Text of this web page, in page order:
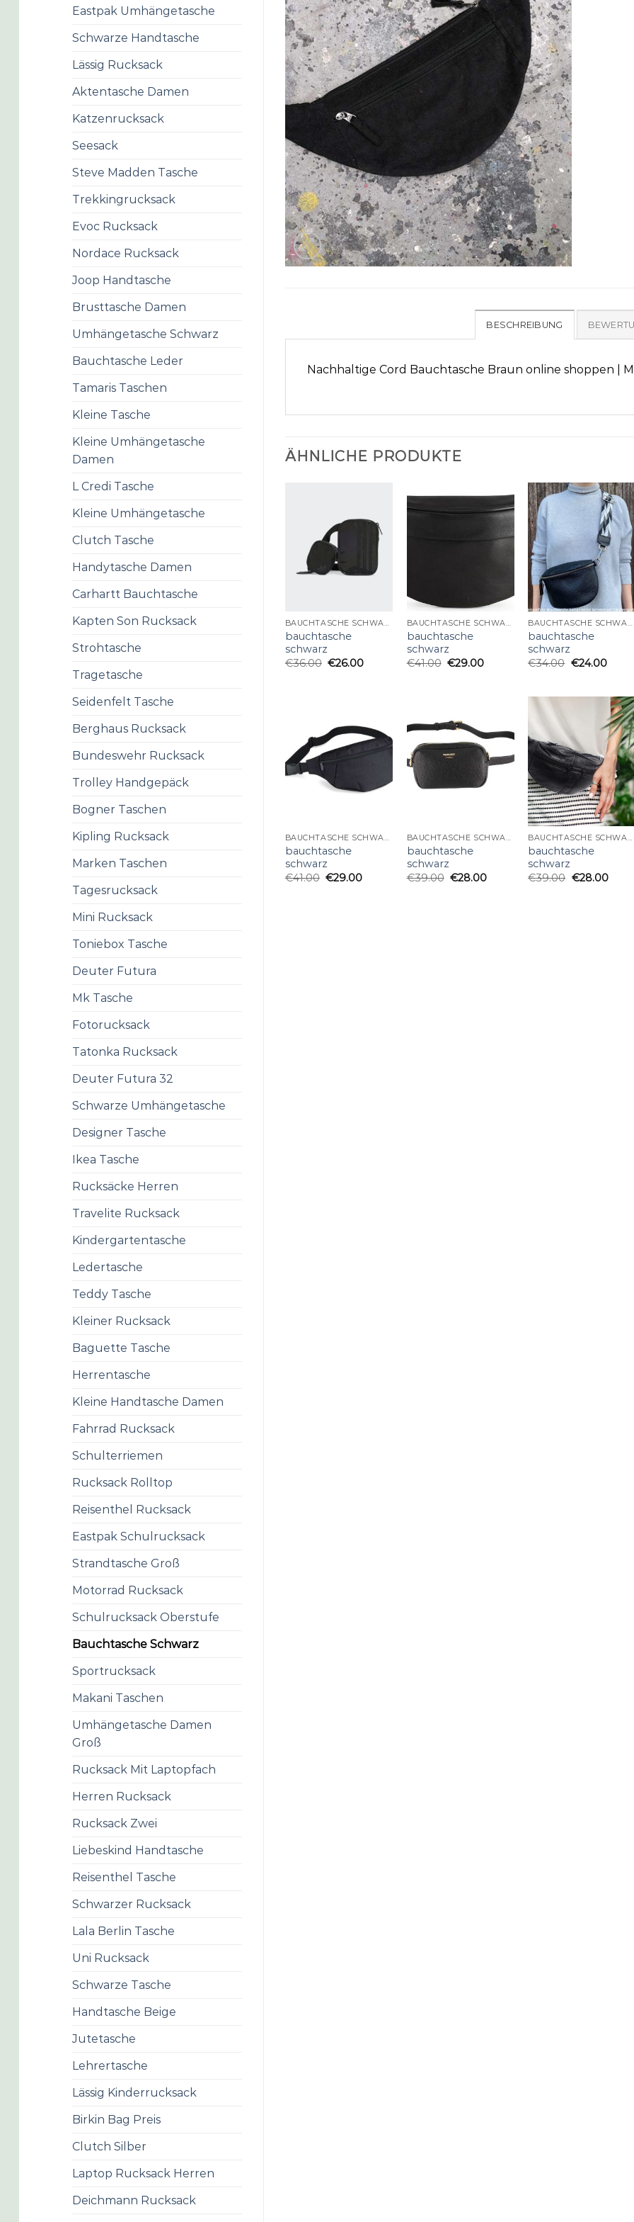
Eastpak Umhängetasche
Schwarze Handtasche
Lässig Rucksack
Aktentasche Damen
Katzenrucksack
Seesack
Steve Madden Tasche
Trekkingrucksack
Evoc Rucksack
Nordace Rucksack
Joop Handtasche
Brusttasche Damen
Umhängetasche Schwarz
Bauchtasche Leder
Tamaris Taschen
Kleine Tasche
Kleine Umhängetasche
Damen
L Credi Tasche
Kleine Umhängetasche
Clutch Tasche
Handytasche Damen
Carhartt Bauchtasche
Kapten Son Rucksack
Strohtasche
Tragetasche
Seidenfelt Tasche
Berghaus Rucksack
Bundeswehr Rucksack
Trolley Handgepäck
Bogner Taschen
Kipling Rucksack
Marken Taschen
Tagesrucksack
Mini Rucksack
Toniebox Tasche
Deuter Futura
Mk Tasche
Fotorucksack
Tatonka Rucksack
Deuter Futura 32
Schwarze Umhängetasche
Designer Tasche
Ikea Tasche
Rucksäcke Herren
Travelite Rucksack
Kindergartentasche
Ledertasche
Teddy Tasche
Kleiner Rucksack
Baguette Tasche
Herrentasche
Kleine Handtasche Damen
Fahrrad Rucksack
Schulterriemen
Rucksack Rolltop
Reisenthel Rucksack
Eastpak Schulrucksack
Strandtasche Groß
Motorrad Rucksack
Schulrucksack Oberstufe
Bauchtasche Schwarz
Sportrucksack
Makani Taschen
Umhängetasche Damen
Groß
Rucksack Mit Laptopfach
Herren Rucksack
Rucksack Zwei
Liebeskind Handtasche
Reisenthel Tasche
Schwarzer Rucksack
Lala Berlin Tasche
Uni Rucksack
Schwarze Tasche
Handtasche Beige
Jutetasche
Lehrertasche
Lässig Kinderrucksack
Birkin Bag Preis
Clutch Silber
Laptop Rucksack Herren
Deichmann Rucksack
BESCHREIBUNG
Nachhaltige Cord Bauchtasche Braun online shoppen |
ÄHNLICHE PRODUKTE
BAUCHTASCHE SCHWARZ
bauchtasche
schwarz
€36.00 €26.00
BAUCHTASCHE SCHWARZ
bauchtasche
schwarz
€41.00 €29.00
BAUCHTASCHE SCHWARZ
bauchtasche
schwarz
€34.00 €24.00
BAUCHTASCHE SCHWARZ
bauchtasche
schwarz
€41.00 €29.00
BAUCHTASCHE SCHWARZ
bauchtasche
schwarz
€39.00 €28.00
BAUCHTASCHE SCHWARZ
bauchtasche
schwarz
€39.00 €28.00